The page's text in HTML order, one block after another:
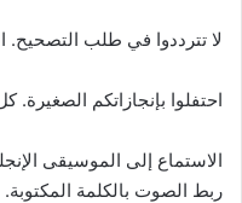
لا تترددوا في طلب التصحيح.
احتفلوا بإنجازاتكم
الاستماع إلى الموسيقى
ربط الصوت بالكلمة المكتوبة.